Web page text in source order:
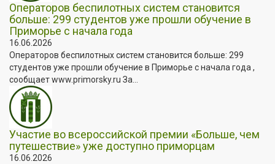
Операторов беспилотных систем становится
больше: 299 студентов уже прошли обучение в
Приморье с начала года
16.06.2026
Операторов беспилотных систем становится больше: 299
студентов уже прошли обучение в Приморье с начала года ,
сообщает www.primorsky.ru За...
Участие во всероссийской премии «Больше, чем
путешествие» уже доступно приморцам
16.06.2026